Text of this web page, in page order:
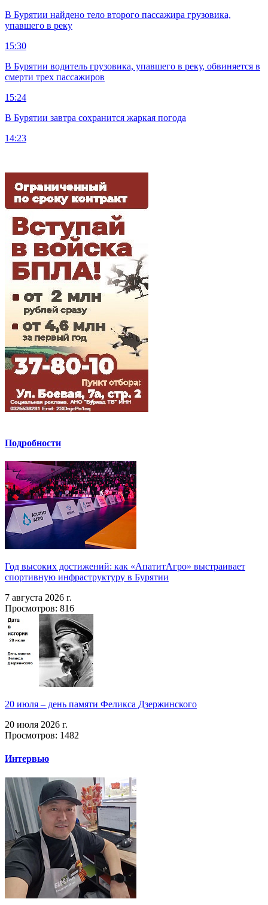
В Бурятии найдено тело второго пассажира грузовика,
упавшего в реку
15:30
В Бурятии водитель грузовика, упавшего в реку, обвиняется в
смерти трех пассажиров
15:24
В Бурятии завтра сохранится жаркая погода
14:23
Подробности
Год высоких достижений: как «АпатитАгро» выстраивает
спортивную инфраструктуру в Бурятии
7 августа 2026 г.
Просмотров: 816
20 июля – день памяти Феликса Дзержинского
20 июля 2026 г.
Просмотров: 1482
Интервью